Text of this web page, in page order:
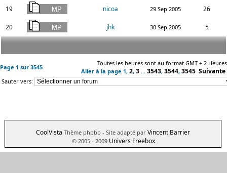
19 nicoa 29 Sep 2005 26
20 jhk 30 Sep 2005 5
Page 1 sur 3545
Toutes les heures sont au format GMT + 2 Heures
Aller à la page 1, 2, 3 ... 3543, 3544, 3545 Suivante
Sauter vers:
CoolVista Thème phpbb - Site adapté par Vincent Barrier
© 2005 - 2009 Univers Freebox